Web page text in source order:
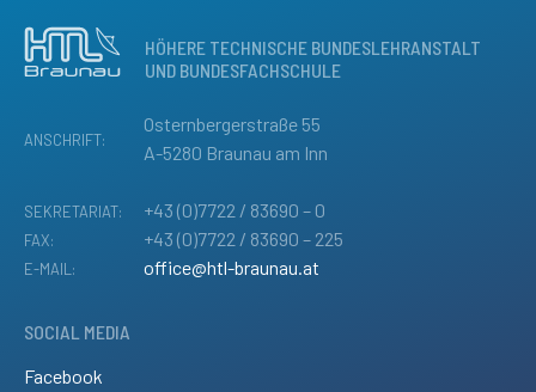
HÖHERE TECHNISCHE BUNDESLEHRANSTALT
UND BUNDESFACHSCHULE
ANSCHRIFT:
Osternbergerstraße 55
A-5280 Braunau am Inn
SEKRETARIAT: +43 (0)7722 / 83690 – 0
FAX: +43 (0)7722 / 83690 – 225
E-MAIL: office@htl-braunau.at
SOCIAL MEDIA
Facebook